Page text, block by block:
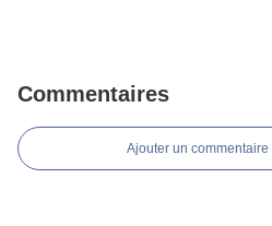
Commentaires
Ajouter un commentaire